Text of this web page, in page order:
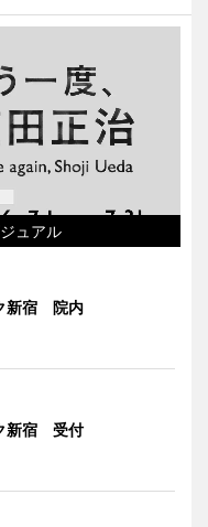
ュアル
新宿 院内
新宿 受付